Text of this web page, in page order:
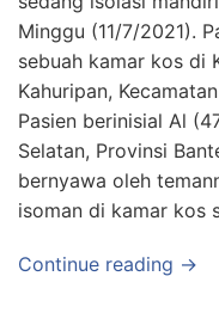
Minggu (11/7/2021).
sebuah kamar kos di
Kahuripan,
Pasien berinisial Al
Selatan, Provinsi
bernyawa oleh
isoman di kamar kos
Continue reading →